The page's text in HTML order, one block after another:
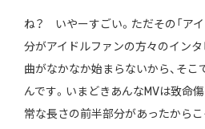
ね？ いやーすごい。ただその「アイ
分がアイドルファンの方々のイン
曲がなかなか始まらないから、そ
んです。いまどきあんなMVは致命
常な長さの前半部分があったから